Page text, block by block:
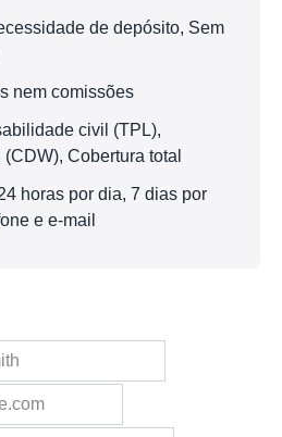
de depósito, Sem
nem comissões
civil (TPL),
Cobertura total
horas por dia, 7 dias por
e e-mail